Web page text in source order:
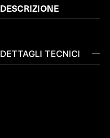
DESCRIZIONE
DETTAGLI TECNICI